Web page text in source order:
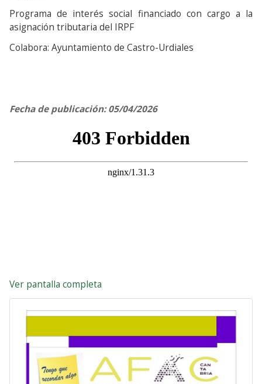
Programa de interés social financiado con cargo a la
asignación tributaria del IRPF
Colabora: Ayuntamiento de Castro-Urdiales
Fecha de publicación: 05/04/2026
Ver pantalla completa